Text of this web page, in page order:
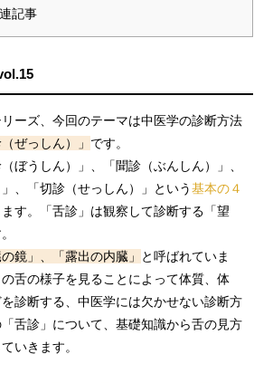
記事
ーズ、今回のテーマは中医学の診断方法
（ぜっしん）」 です。
ぼうしん）」、「聞診（ぶんしん）」、
」、「切診（せっしん）」という基本の４
す。「舌診」は観察して診断する「望
鏡」、「露出の内臓」 と呼ばれていま
舌の様子を見ることによって体質、体
診断する、中医学には欠かせない診断方
舌診」について、基礎知識から舌の見方
いきます。